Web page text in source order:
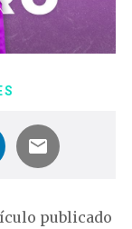
publicado